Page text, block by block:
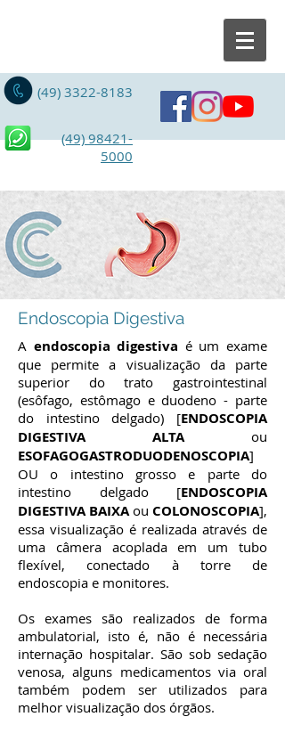
(49) 3322-8183
(49) 98421-
5000
Endoscopia Digestiva
A endoscopia digestiva é um exame
que permite a visualização da parte
superior do trato gastrointestinal
(esôfago, estômago e duodeno - parte
do intestino delgado) [ENDOSCOPIA
DIGESTIVA ALTAou
ESOFAGOGASTRODUODENOSCOPIA]
OU o intestino grosso e parte do
intestino delgado [ENDOSCOPIA
DIGESTIVA BAIXAou COLONOSCOPIA],
essa visualização é realizada através de
uma câmera acoplada em um tubo
flexível, conectado à torre de
endoscopia e monitores.
Os exames são realizados de forma
ambulatorial, isto é, não é necessária
internação hospitalar. São sob sedação
venosa, alguns medicamentos via oral
também podem ser utilizados para
melhor visualização dos órgãos.